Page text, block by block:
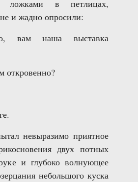
ложками в петлицах,
и жадно опросили:
вам наша выставка
откровенно?
невыразимо приятное
двух потных
и глубоко волнующее
небольшого куска